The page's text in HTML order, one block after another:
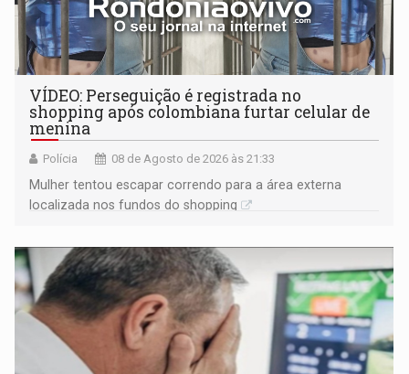
VÍDEO: Perseguição é registrada no
shopping após colombiana furtar celular de
menina
Polícia 08 de Agosto de 2026 às 21:33
Mulher tentou escapar correndo para a área externa
localizada nos fundos do shopping